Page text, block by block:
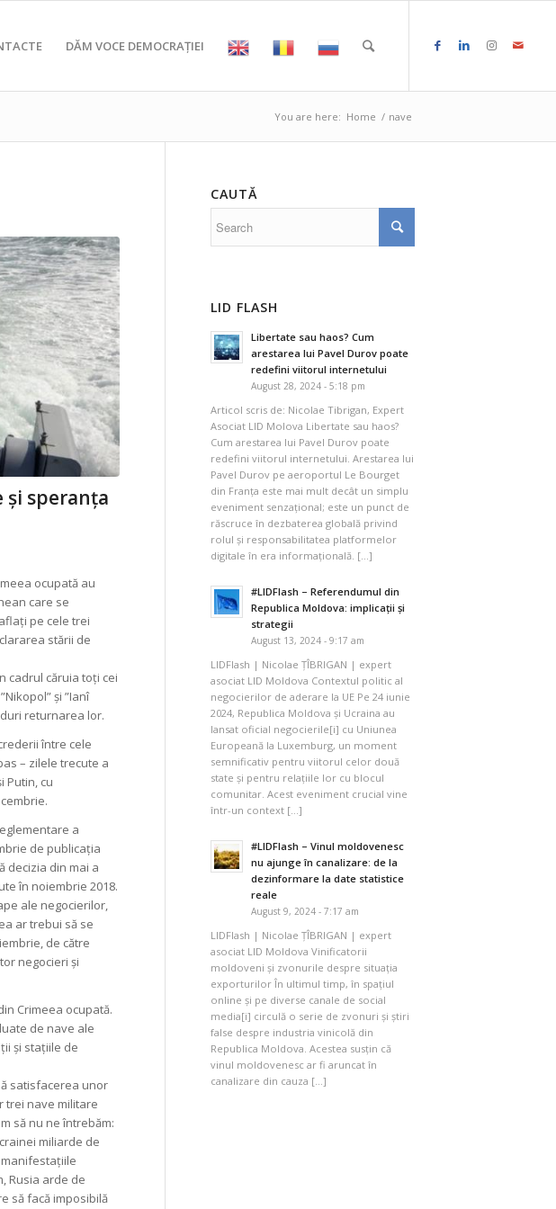
DĂM VOCE DEMOCRAȚIEI
You are here: Home / nave
și speranța
ocupată au
care se
pe cele trei
stării de
cadrul căruia toți cei
și ”Ianî
returnarea lor.
între cele
– zilele trecute a
Putin, cu
a
de publicația
decizia din mai a
în noiembrie 2018.
ale negocierilor,
ar trebui să se
de către
negocieri și
Crimeea ocupată.
de nave ale
și stațiile de
satisfacerea unor
trei nave militare
să nu ne întrebăm:
miliarde de
Rusia arde de
să facă imposibilă
CAUTĂ
LID FLASH
Libertate sau haos? Cum
arestarea lui Pavel Durov poate
redefini viitorul internetului
August 28, 2024 - 5:18 pm
Articol scris de: Nicolae Tibrigan, Expert
Asociat LID Molova Libertate sau haos?
Cum arestarea lui Pavel Durov poate
redefini viitorul internetului. Arestarea lui
Pavel Durov pe aeroportul Le Bourget
din Franța este mai mult decât un simplu
eveniment senzațional; este un punct de
răscruce în dezbaterea globală privind
rolul și responsabilitatea platformelor
digitale în era informațională. […]
#LIDFlash – Referendumul din
Republica Moldova: implicații și
strategii
August 13, 2024 - 9:17 am
LIDFlash | Nicolae ȚÎBRIGAN | expert
asociat LID Moldova Contextul politic al
negocierilor de aderare la UE Pe 24 iunie
2024, Republica Moldova și Ucraina au
lansat oficial negocierile[i] cu Uniunea
Europeană la Luxemburg, un moment
semnificativ pentru viitorul celor două
state și pentru relațiile lor cu blocul
comunitar. Acest eveniment crucial vine
într-un context […]
#LIDFlash – Vinul moldovenesc
nu ajunge în canalizare: de la
dezinformare la date statistice
reale
August 9, 2024 - 7:17 am
LIDFlash | Nicolae ȚÎBRIGAN | expert
asociat LID Moldova Vinificatorii
moldoveni și zvonurile despre situația
exporturilor În ultimul timp, în spațiul
online și pe diverse canale de social
media[i] circulă o serie de zvonuri și știri
false despre industria vinicolă din
Republica Moldova. Acestea susțin că
vinul moldovenesc ar fi aruncat în
canalizare din cauza […]